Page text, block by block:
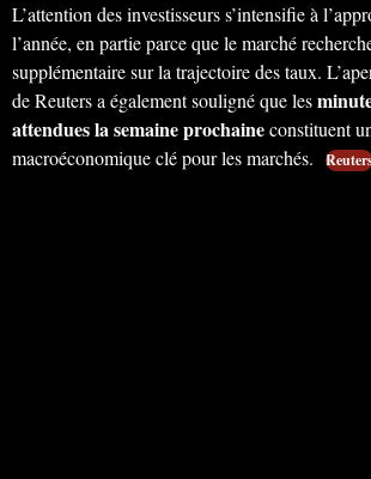
L’attention des investisseurs s’intensifie à
l’année, en partie parce que le marché
supplémentaire sur la trajectoire des taux.
de Reuters a également souligné que les
attendues la semaine prochaineconstituent
macroéconomique clé pour les marchés.